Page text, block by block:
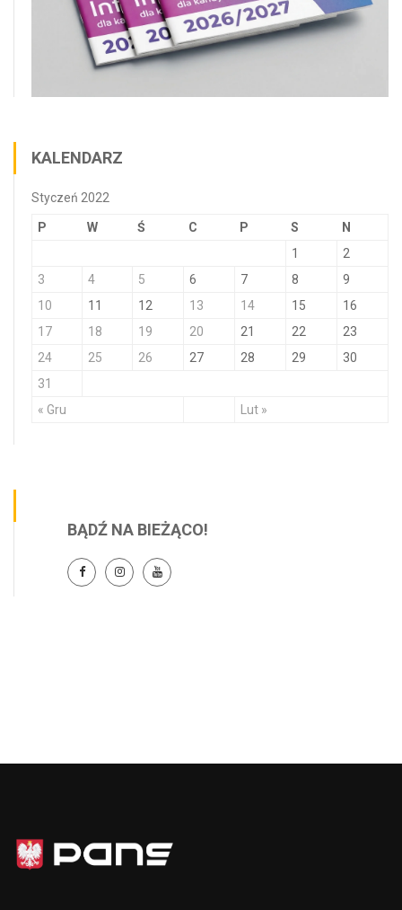
KALENDARZ
Styczeń 2022
P W Ś C P S N
« Gru Lut »
1
2
3
4 5 6 7 8
9
10
11 12 13 14 15
16
17
18 19 20 21 22
23
24
25 26 27 28 29
30
31
BĄDŹ NA BIEŻĄCO!